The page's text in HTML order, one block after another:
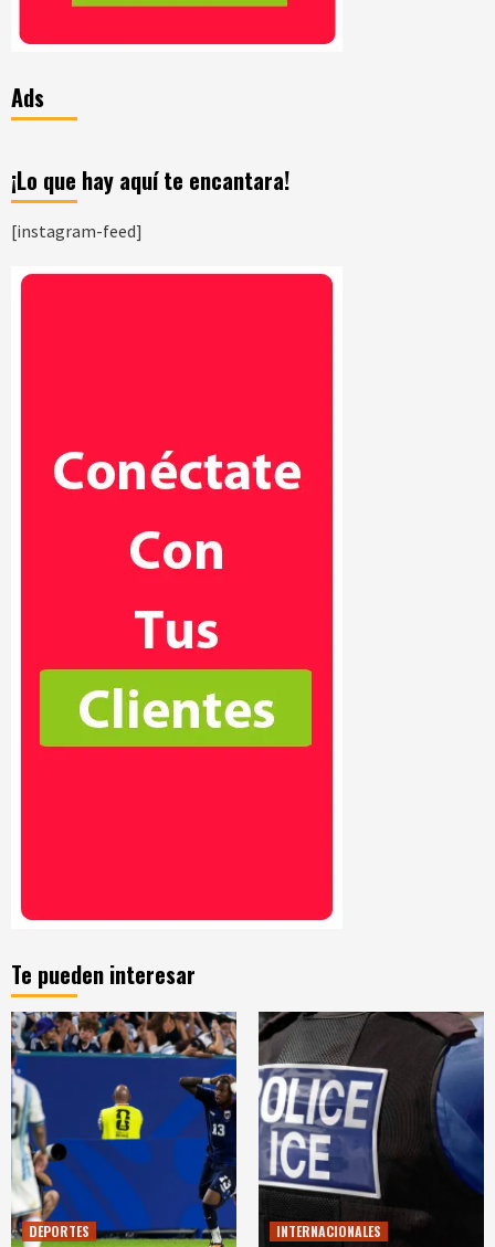
Ads
¡Lo que hay aquí te encantara!
[instagram-feed]
Te pueden interesar
DEPORTES INTERNACIONALES